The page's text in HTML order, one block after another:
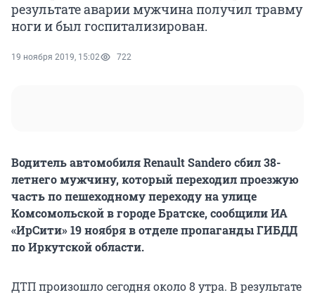
результате аварии мужчина получил травму
ноги и был госпитализирован.
19 ноября 2019, 15:02 722
Водитель автомобиля Renault Sandero сбил 38-
летнего мужчину, который переходил проезжую
часть по пешеходному переходу на улице
Комсомольской в городе Братске, сообщили ИА
«ИрСити» 19 ноября в отделе пропаганды ГИБДД
по Иркутской области.
ДТП произошло сегодня около 8 утра. В результате